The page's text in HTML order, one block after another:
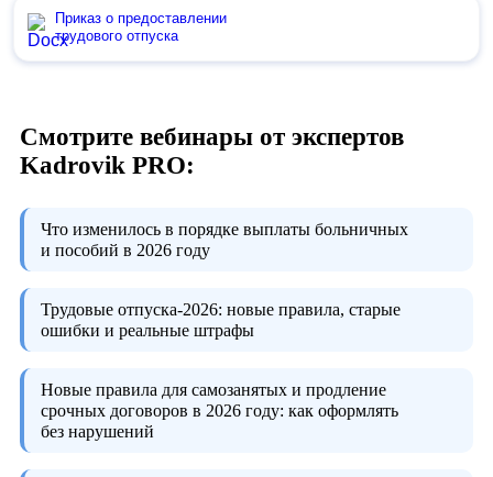
Приказ о предоставлении
трудового отпуска
Смотрите вебинары от экспертов
Kadrovik PRO:
Что изменилось в порядке выплаты больничных
и пособий в 2026 году
Трудовые отпуска-2026: новые правила, старые
ошибки и реальные штрафы
Новые правила для самозанятых и продление
срочных договоров в 2026 году: как оформлять
без нарушений